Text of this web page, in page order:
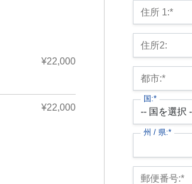
Billing Address
住所 1:*
住所2:
都市:*
国:*
州 / 県:*
郵便番号:*
¥22,000
¥22,000